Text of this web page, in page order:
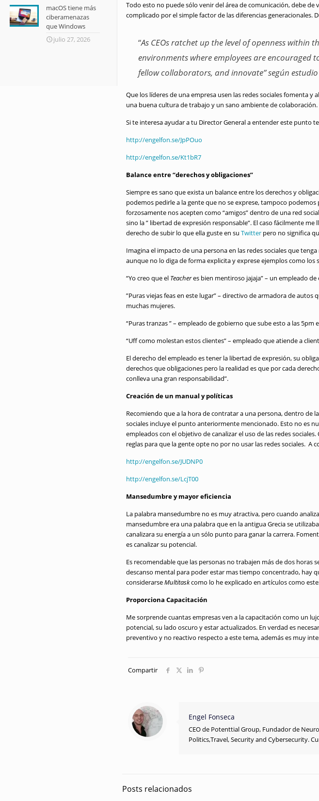
Todo esto no puede sólo venir del área de comunicación, debe de
complicado por el simple factor de las diferencias generacionales.
“As CEOs ratchet up the level of openness
environments where employees are encouraged
fellow collaborators, and innovate” según estudio
Que los líderes de una empresa usen las redes sociales fomenta
una buena cultura de trabajo y un sano ambiente de colaboración.
Si te interesa ayudar a tu Director General a entender este punto
http://engelfon.se/JpPOuo
http://engelfon.se/Kt1bR7
Balance entre “derechos y obligaciones”
Siempre es sano que exista un balance entre los derechos y
podemos pedirle a la gente que no se exprese, tampoco
forzosamente nos acepten como “amigos” dentro de una red
sino la ” libertad de expresión responsable”. El caso fácilmente
derecho de subir lo que ella guste en suTwitter pero no significa
Imagina el impacto de una persona en las redes sociales que
aunque no lo diga de forma explicita y exprese ejemplos como los
“Yo creo que el Teacheres bien mentiroso jajaja” – un empleado
”Puras viejas feas en este lugar” – directivo de armadora de
muchas mujeres.
“Puras tranzas ” – empleado de gobierno que sube esto a las 5pm
“Uff como molestan estos clientes” – empleado que atiende a
El derecho del empleado es tener la libertad de expresión, su
derechos que obligaciones pero la realidad es que por cada
conlleva una gran responsabilidad”.
Creación de un manual y políticas
Recomiendo que a la hora de contratar a una persona, dentro de
sociales incluye el punto anteriormente mencionado. Esto no es
empleados con el objetivo de canalizar el uso de las redes
reglas para que la gente opte no por no usar las redes sociales. A
http://engelfon.se/JUDNP0
http://engelfon.se/LcjT00
Mansedumbre y mayor eficiencia
La palabra mansedumbre no es muy atractiva, pero cuando
mansedumbre era una palabra que en la antigua Grecia se
canalizara su energía a un sólo punto para ganar la carrera.
es canalizar su potencial.
Es recomendable que las personas no trabajen más de dos horas
descanso mental para poder estar mas tiempo concentrado, hay
considerarseMultitaskcomo lo he explicado en artículos como
Proporciona Capacitación
Me sorprende cuantas empresas ven a la capacitación como un
potencial, su lado oscuro y estar actualizados. En verdad es
preventivo y no reactivo respecto a este tema, además es muy
Compartir
Engel Fonseca
CEO de Potenttial Group, Fundador de
Politics,Travel, Security and Cybersecurity.
Posts relacionados
macOS tiene más
ciberamenazas
que Windows
julio 27, 2026